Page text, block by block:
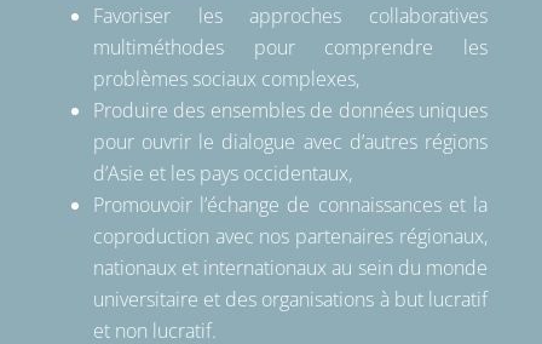
Favoriser les approches collaboratives
multiméthodes pour comprendre les
problèmes sociaux complexes,
Produire des ensembles de données uniques
pour ouvrir le dialogue avec d’autres régions
d’Asie et les pays occidentaux,
Promouvoir l’échange de connaissances et la
coproduction avec nos partenaires régionaux,
nationaux et internationaux au sein du monde
universitaire et des organisations à but lucratif
et non lucratif.